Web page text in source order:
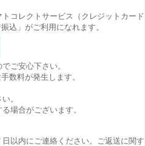
コレクトサービス（クレジットカード
振込」がご利用になれます。
ご安心下さい。
数料が発生します。
。
場合がございます。
以内にご連絡ください。 ご返送に関す